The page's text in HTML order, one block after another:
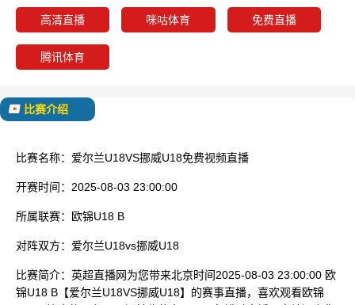
高清直播 咪咕体育 免费直播
腾讯体育
比赛介绍
比赛名称： 爱尔兰U18VS挪威U18免费视频直播
开赛时间： 2025-08-03 23:00:00
所属联赛： 欧锦U18 B
对阵双方： 爱尔兰U18vs挪威U18
比赛简介： 英超直播网为您带来北京时间2025-08-03 23:00:00 欧
锦U18 B【爱尔兰U18VS挪威U18】的赛事直播，喜欢观看欧锦